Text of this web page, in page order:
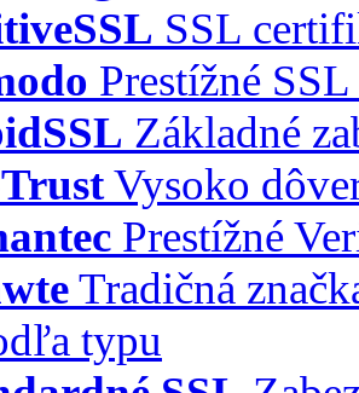
SSL
Prestížné
Základné
Vysoko
Prestížné
Tradičná
typu